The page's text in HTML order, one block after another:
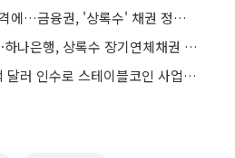
李대통령 '약탈 금융' 직격에…금융권, '상록수' 채권 정리 속도
李 “약탈 금융” 지적에⋯하나은행, 상록수 장기연체채권 매각
마스터카드, BVNK 18억 달러 인수로 스테이블코인 사업 본격 확장